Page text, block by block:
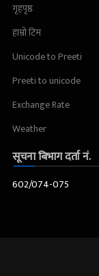
गृहपृष्ठ
हाम्रो टिम
Unicode to Preeti
Preeti to unicode
Exchange Rate
Weather
सूचना बिभाग दर्ता नं.
602/074-075